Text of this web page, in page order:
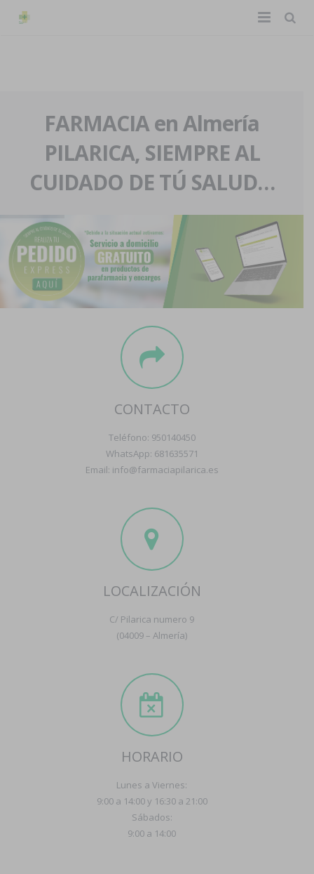
La farmacia
Nuestra historia
Nuestro equipo
Eventos
Servicios y reservas
Pedidos express
Blog
Contacto
Boletín
FARMACIA en Almería
PILARICA, SIEMPRE AL
CUIDADO DE TÚ SALUD…
CONTACTO
Teléfono: 950140450
WhatsApp: 681635571
Email: info@farmaciapilarica.es
LOCALIZACIÓN
C/ Pilarica numero 9
(04009 – Almería)
HORARIO
Lunes a Viernes:
9:00 a 14:00 y 16:30 a 21:00
Sábados:
9:00 a 14:00